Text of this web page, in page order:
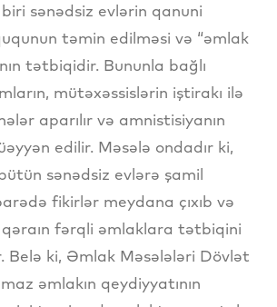
sənədsiz evlərin qanuni
təmin edilməsi və “əmlak
tətbiqidir. Bununla bağlı
mütəxəssislərin iştirakı ilə
aparılır və amnistisiyanın
edilir. Məsələ ondadır ki,
sənədsiz evlərə şamil
fikirlər meydana çıxıb və
fərqli əmlaklara tətbiqini
Belə ki, Əmlak Məsələləri Dövlət
əmlakın qeydiyyatının